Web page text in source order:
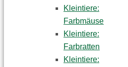
Kleintiere:
Farbmäuse
Kleintiere:
Farbratten
Kleintiere: